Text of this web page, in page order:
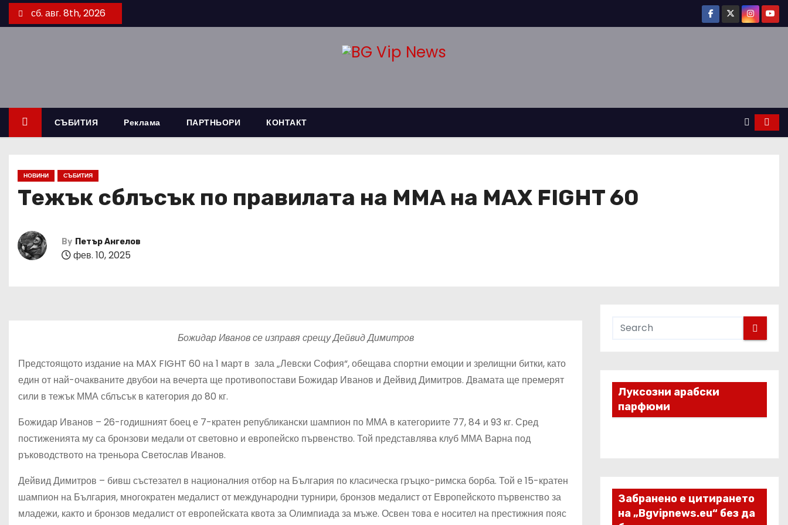
k
c
n
сб. авг. 8th, 2026
СЪБИТИЯ Реклама ПАРТНЬОРИ КОНТАКТ
НОВИНИ СЪБИТИЯ
Тежък сблъсък по правилата на ММА на MAX FIGHT 60
By Петър Ангелов
фев. 10, 2025
Божидар Иванов се изправя срещу Дейвид Димитров
Предстоящото издание на MAX FIGHT 60 на 1 март в зала „Левски София“, обещава спортни емоции и зрелищни битки, като
един от най-очакваните двубои на вечерта ще противопостави Божидар Иванов и Дейвид Димитров. Двамата ще премерят
сили в тежък ММА сблъсък в категория до 80 кг.
Божидар Иванов – 26-годишният боец е 7-кратен републикански шампион по ММА в категориите 77, 84 и 93 кг. Сред
постиженията му са бронзови медали от световно и европейско първенство. Той представлява клуб ММА Варна под
ръководството на треньора Светослав Иванов.
Дейвид Димитров – бивш състезател в националния отбор на България по класическа гръцко-римска борба. Той е 15-кратен
шампион на България, многократен медалист от международни турнири, бронзов медалист от Европейското първенство за
младежи, както и бронзов медалист от европейската квота за Олимпиада за мъже. Освен това е носител на престижния пояс
Луксозни арабски
парфюми
Забранено е цитирането
на „Bgvipnews.eu“ без да